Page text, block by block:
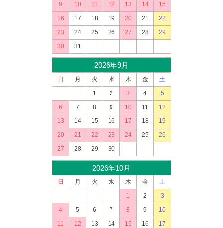
9
10 11 12 13 14
15
16
17 18 19 20 21
22
23
24 25 26 27 28
29
30
31
2026年9月
日 月 火 水 木 金
土
1
2 3 4
5
6
7 8 9 10 11
12
13
14 15 16 17 18
19
20
21 22 23 24 25
26
27
28 29 30
2026年10月
日 月 火 水 木 金
土
1
2
3
4
5 6 7 8 9
10
11
12 13 14 15 16
17